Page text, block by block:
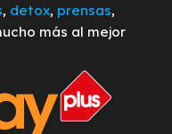
, detox, prensas,
más al mejor